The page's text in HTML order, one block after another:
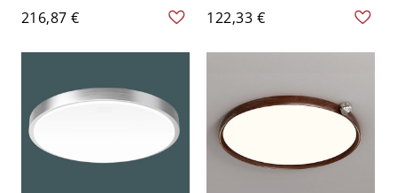
Gradation Continue, Rond
Aluminium, Montage
Apparent, 1 Lumière,
120V, 16"
216,87 €
avec abat-jour en
composé polymère en
chrome pour usage
122,33 €